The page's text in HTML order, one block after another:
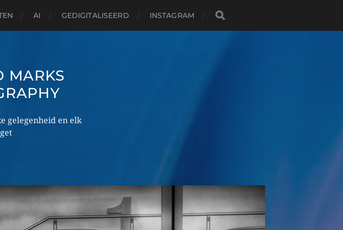
AI GEDIGITALISEERD INSTAGRAM
MARKS
gelegenheid en elk